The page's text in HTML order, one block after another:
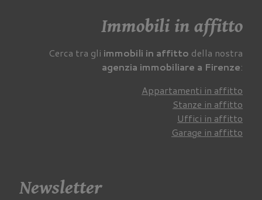
Immobili in affitto
Cerca tra gli immobili in affitto della nostra
agenzia immobiliare a Firenze:
Appartamenti in affitto
Stanze in affitto
Uffici in affitto
Garage in affitto
Newsletter